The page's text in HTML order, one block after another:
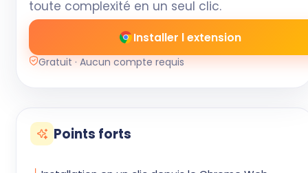
toute complexité en un seul clic.
Installer l extension
Gratuit · Aucun compte requis
Points forts